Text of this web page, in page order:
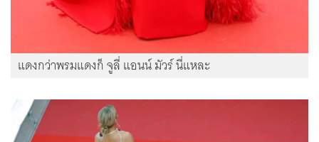
แดงกว่าพรมแดงก็ จูลี่ แอนน์ มัวร์ นี่แหละ